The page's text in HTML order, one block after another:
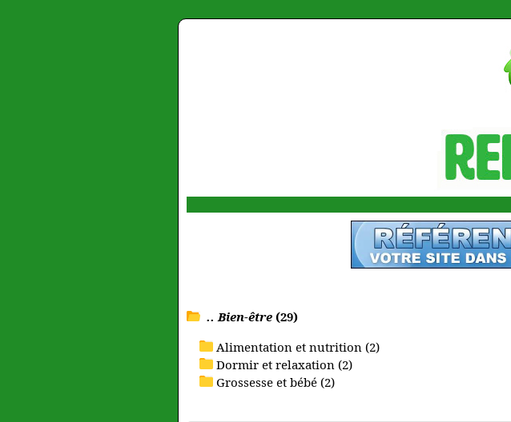
.. Bien-être (29)
Alimentation et nutrition (2)
Dormir et relaxation (2)
Grossesse et bébé (2)